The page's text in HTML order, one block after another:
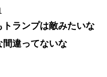
ランプは敵みたいな
間違ってないな